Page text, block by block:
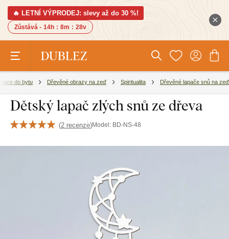
🔥 LETNÍ VÝPRODEJ: slevy až do 30 %!
Zůstává - 14h : 8m : 27v
do bytu Dřevěné obrazy na zeď Spiritualita Dřevěné lapače snů na zeď
Dětský lapač zlých snů ze dřeva
(2 recenze)Model: BD-NS-48